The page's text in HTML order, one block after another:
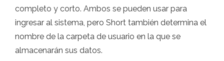
completo y corto. Ambos se pueden usar para
ingresar al sistema, pero Short también determina el
nombre de la carpeta de usuario en la que se
almacenarán sus datos.